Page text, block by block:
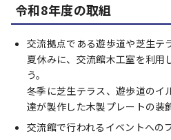
令和8年度の取組
交流拠点である遊歩道や芝生テ
夏休みに、交流館木工室を利用
う。
冬季に芝生テラス、遊歩道のイ
達が製作した木製プレートの装
交流館で行われるイベントへの